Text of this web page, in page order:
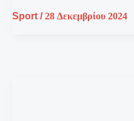
Sport /28 Δεκεμβρίου 2024